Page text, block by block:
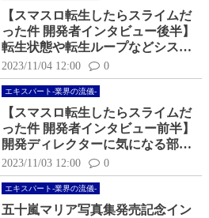
【スマスロ転生したらスライムだ
った件 開発者インタビュー後半】
転生状態や転生ループなどシステ
ム面の核となる部分を色々聞いて
きた！
2023/11/04 12:00 0
エキスパート-業界の流儀-
【スマスロ転生したらスライムだ
った件 開発者インタビュー前半】
開発ディレクターに気になる部分
を色々聞いてきた！
2023/11/03 12:00 0
エキスパート-業界の流儀-
五十嵐マリア写真集発売記念イン